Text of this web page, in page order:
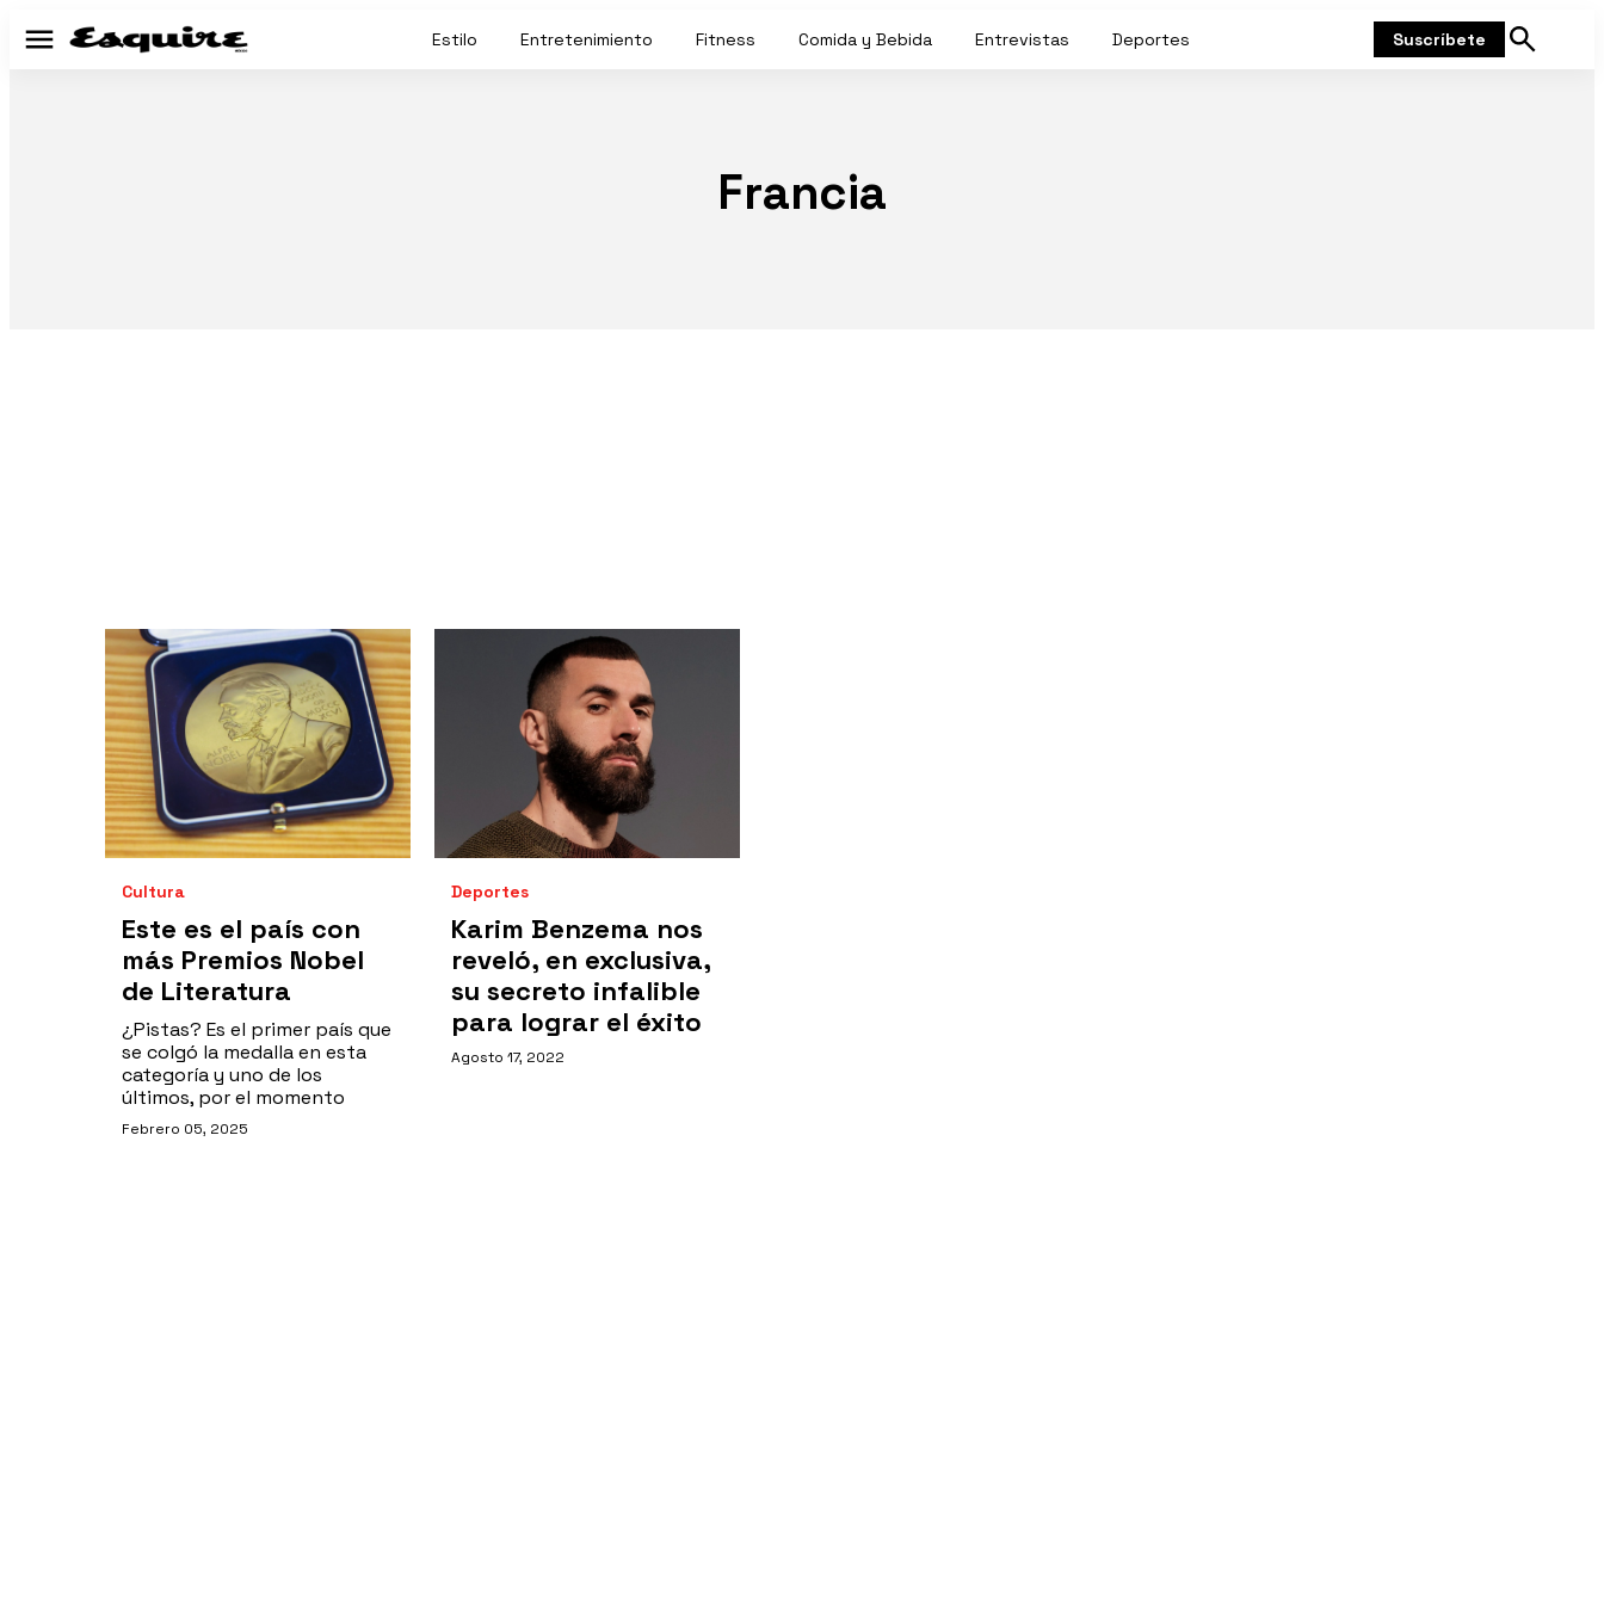
Menú Estilo Entretenimiento Fitness Comida y Bebida Entrevistas Deportes Suscríbete
Mostrar
Francia
Cultura
Este es el país con
más Premios Nobel
de Literatura
¿Pistas? Es el primer país que
se colgó la medalla en esta
categoría y uno de los
últimos, por el momento
Febrero 05, 2025
Deportes
Karim Benzema nos
reveló, en exclusiva,
su secreto infalible
para lograr el éxito
Agosto 17, 2022